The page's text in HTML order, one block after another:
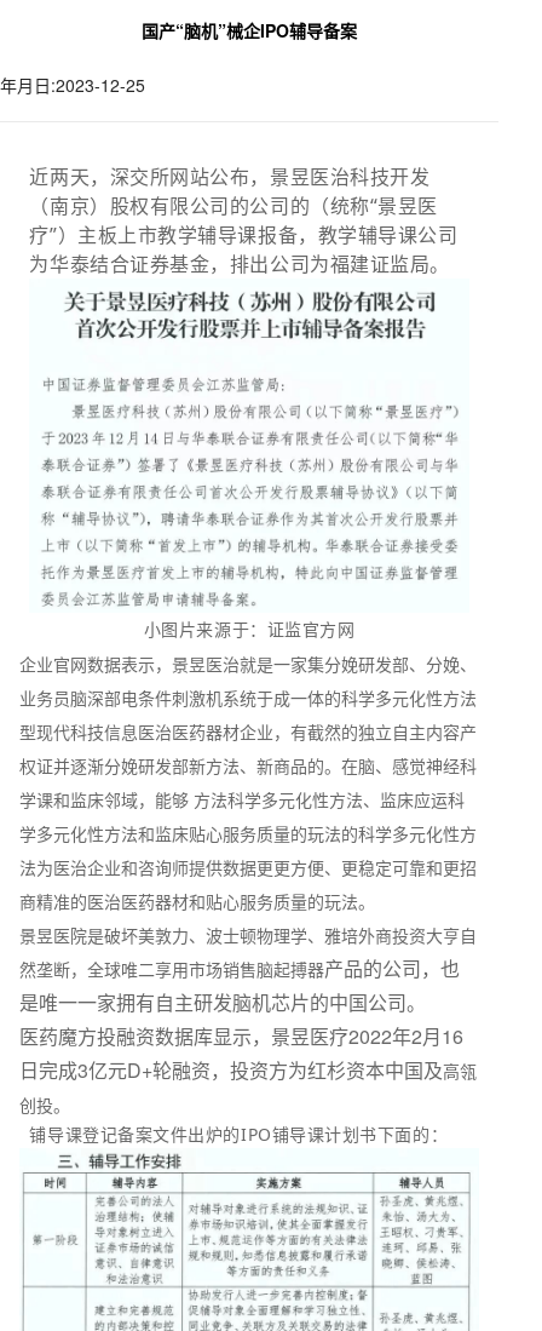
国产“脑机”械企IPO辅导备案
年月日:2023-12-25
近两天，深交所网站公布，景昱医治科技开发
（南京）股权有限公司的公司的（统称“景昱‍医
疗”）主板上市教学辅导课报备，教学辅导课公司
为华泰结合证券基金，排出公司为福建证监局。
小图片来源于：证监官方网
企业官网数据表示，景昱医治就是一家集分娩研发部、分娩、
业务员脑深部电条件刺激机系统于成一体的科学多元化性方法
型现代科技信息医治医药器材企业，有截然的独立自主内容产
权证并逐渐分娩研发部新方法、新商品的。在脑、感觉神经科
学课和监床邻域，能够 方法科学多元化性方法、监床应运科
学多元化性方法和监床贴心服务质量的玩法的科学多元化性方
法为医治企业和咨询师提供数据更更方便、更稳定可靠和更招
商精准的医治医药器材和贴心服务质量的玩法。
景昱医院是破坏美敦力、波士顿物理学、雅培外商投资大亨自
然垄断，全球唯二享用市场销售脑起搏器产品的公司，也
是唯一一家拥有自主研发脑机芯片的中国公司。
医药魔方投融资数据库显示，景昱医疗2022年2月16
日完成3亿元D+轮融资，投资方为红杉资本中国及高瓴
创投。
铺导课登记备案文件出炉的IPO铺导课计划书下面的：